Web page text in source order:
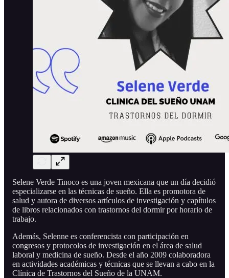
Selene Verde Tinoco es una joven mexicana que un día decidió
especializarse en las técnicas de sueño. Ella es promotora de
salud y autora de diversos artículos de investigación y capítulos
de libros relacionados con trastornos del dormir por horario de
trabajo.
Además, Selenne es conferencista con participación en
congresos y protocolos de investigación en el área de salud
laboral y medicina de sueño. Desde el año 2009 colaboradora
en actividades académicas y técnicas que se llevan a cabo en la
Clínica de Trastornos del Sueño de la UNAM.